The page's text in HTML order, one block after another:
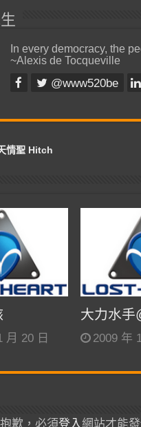
In every democracy, the
~Alexis de Tocqueville
@www520be
情聖 Hitch
月 20 日
大力水手
2009 年
歉，必須登入 網站才能